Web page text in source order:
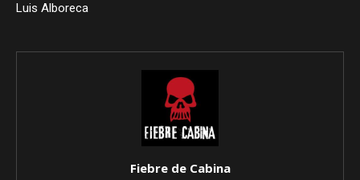
Luis Alboreca
Fiebre de Cabina